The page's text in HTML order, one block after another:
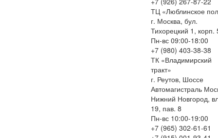
ТЦ «Люблинское
г. Москва, бул.
Тихорецкий 1, корп.
Пн-вс 09:00-18:00
+7 (980) 403-38-38
ТК «Владимирский
тракт»
г. Реутов, Шоссе
Автомагистраль
Нижний Новгород,
19, пав. 8
Пн-вс 10:00-19:00
+7 (965) 302-61-61